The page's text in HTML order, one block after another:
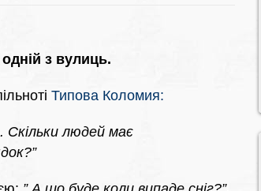
з вулиць.
Типова Коломия:
Скільки людей має